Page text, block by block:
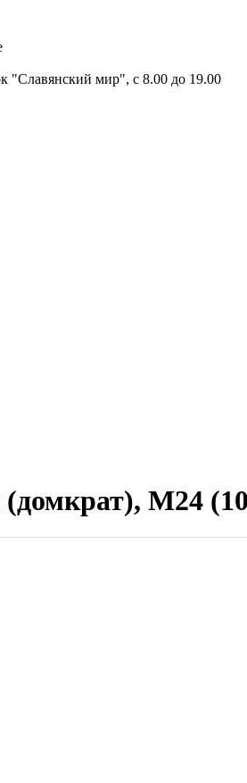
мир", с 8.00 до 19.00
М24